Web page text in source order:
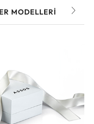
MODELLERI